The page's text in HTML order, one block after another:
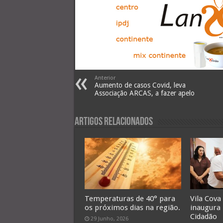
Anterior
Aumento de casos Covid, leva
Associação ARCAS, a fazer apelo
Artigos Relacionados
Temperaturas de 40° para
os próximos dias na região.
29 Junho, 2026
Vila
inaugura
Cidadão